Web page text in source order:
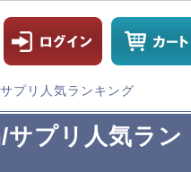
プリ人気ランキング
プリ人気ラン